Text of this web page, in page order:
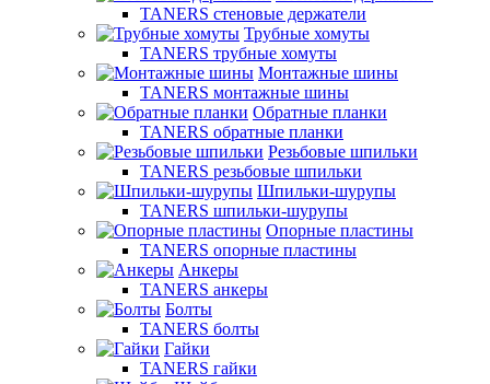
TANERS стеновые держатели
Трубные хомуты
TANERS трубные хомуты
Монтажные шины
TANERS монтажные шины
Обратные планки
TANERS обратные планки
Резьбовые шпильки
TANERS резьбовые шпильки
Шпильки-шурупы
TANERS шпильки-шурупы
Опорные пластины
TANERS опорные пластины
Анкеры
TANERS анкеры
Болты
TANERS болты
Гайки
TANERS гайки